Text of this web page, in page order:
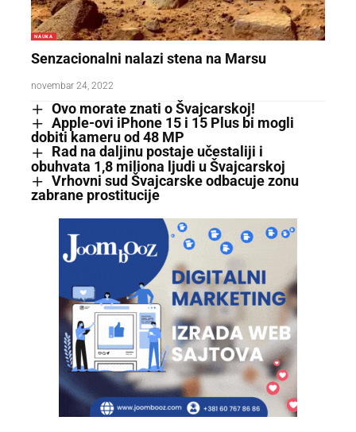
NAUKA
Senzacionalni nalazi stena na Marsu
novembar 24, 2022
Ovo morate znati o Švajcarskoj!
Apple-ovi iPhone 15 i 15 Plus bi mogli
dobiti kameru od 48 MP
Rad na daljinu postaje učestaliji i
obuhvata 1,8 miliona ljudi u Švajcarskoj
Vrhovni sud Švajcarske odbacuje zonu
zabrane prostitucije